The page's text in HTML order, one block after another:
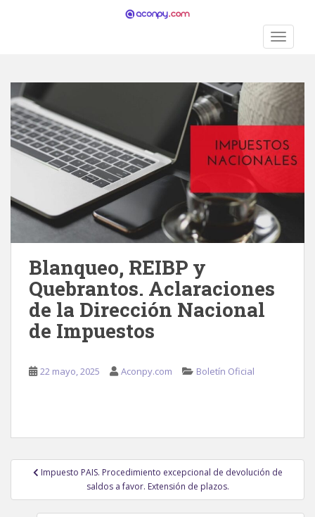
Blanqueo, REIBP y
Quebrantos. Aclaraciones
de la Dirección Nacional
de Impuestos
22 mayo, 2025 Aconpy.com Boletín Oficial
Navegación
entradas
Impuesto PAIS. Procedimiento excepcional de devolución de
saldos a favor. Extensión de plazos.